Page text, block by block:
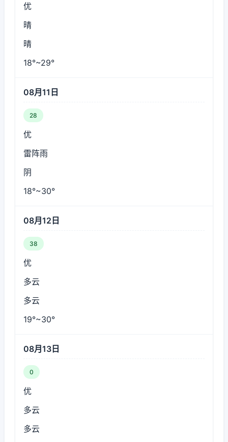
优
晴
晴
18°~29°
08月11日
28
优
雷阵雨
阴
18°~30°
08月12日
38
优
多云
多云
19°~30°
08月13日
0
优
多云
多云